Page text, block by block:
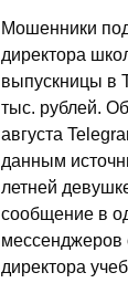
Мошенники
директора
выпускницы в
тыс. рублей.
августа
данным
летней
сообщение в
мессенджеров
директора